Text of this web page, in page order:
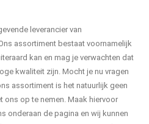
leverancier van
assortiment bestaat voornamelijk
kan en mag je verwachten dat
kwaliteit zijn. Mocht je nu vragen
assortiment is het natuurlijk geen
ons op te nemen. Maak hiervoor
onderaan de pagina en wij kunnen